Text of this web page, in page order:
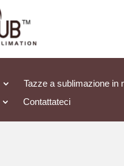
Tazze a sublimazione in
Contattateci